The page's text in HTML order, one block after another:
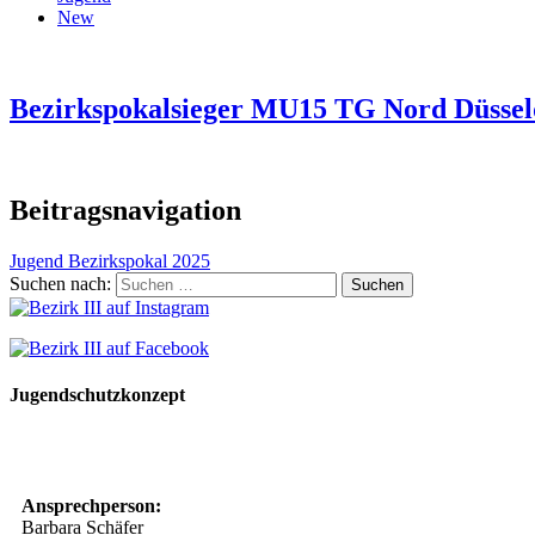
New
Bezirkspokalsieger MU15 TG Nord
Beitragsnavigation
Jugend Bezirkspokal 2025
Suchen nach:
Jugendschutzkonzept
Ansprechperson:
Barbara Schäfer